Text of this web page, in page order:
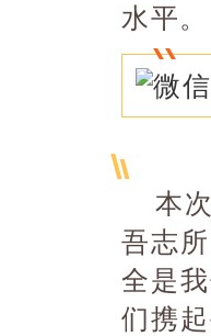
水平。
本
吾志
全是
们携